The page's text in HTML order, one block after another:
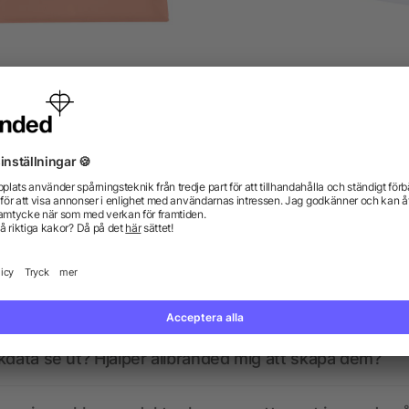
Vi har svaren.
se ut? Hjälper allbranded mig att skapa dem?